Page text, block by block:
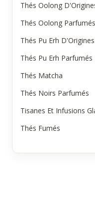
Thés Oolong
Thés Oolong Parfumés
Thés Pu Erh D'Origines
Thés Pu Erh Parfumés
Thés Matcha
Thés Noirs Parfumés
Tisanes Et Infusions
Thés Fumés